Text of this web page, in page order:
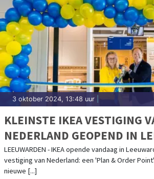
3 oktober 2024, 13:48 uur
KLEINSTE IKEA VESTIGING
NEDERLAND GEOPEND IN
LEEUWARDEN - IKEA opende vandaag in
vestiging van Nederland: een 'Plan & Order
nieuwe [...]